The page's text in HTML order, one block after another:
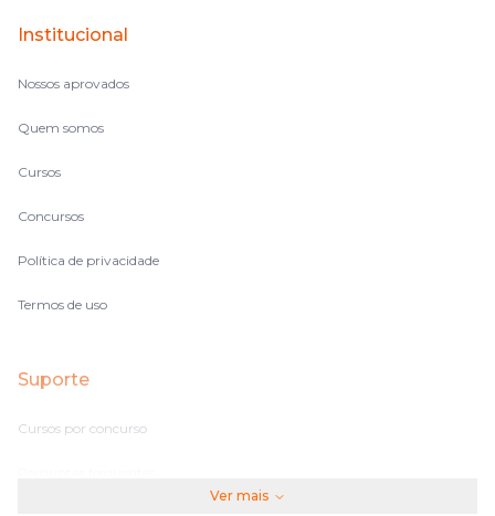
Institucional
Nossos aprovados
Quem somos
Cursos
Concursos
Política de privacidade
Termos de uso
Suporte
Cursos por concurso
Ver mais